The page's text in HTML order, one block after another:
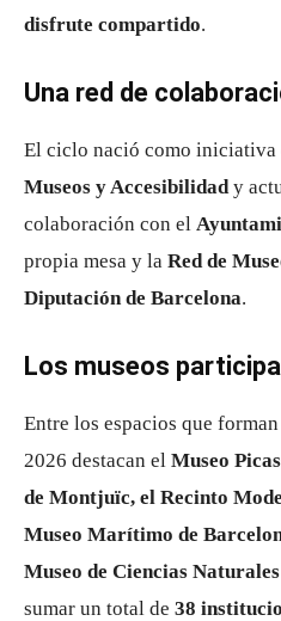
disfrute compartido.
Una red de
El ciclo nació como iniciativa
Museos y Accesibilidady
colaboración con el
propia mesa y la Red de
Diputación de Barcelona.
Los museos
Entre los espacios que
2026 destacan el Museo
de Montjuïc, el Recinto
Museo Marítimo de
Museo de Ciencias Naturales
sumar un total de 38